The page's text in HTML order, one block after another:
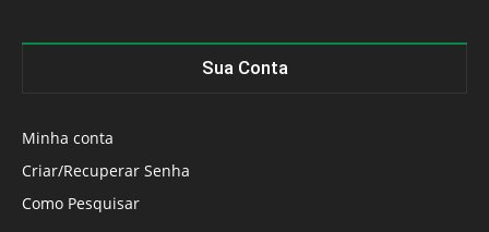
Sua Conta
Minha conta
Criar/Recuperar Senha
Como Pesquisar